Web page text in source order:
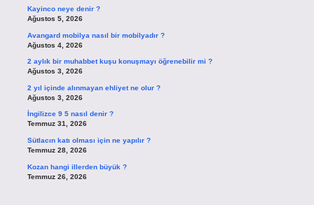
Kayinco neye denir ?
Ağustos 5, 2026
Avangard mobilya nasıl bir mobilyadır ?
Ağustos 4, 2026
2 aylık bir muhabbet kuşu konuşmayı öğrenebilir mi ?
Ağustos 3, 2026
2 yıl içinde alınmayan ehliyet ne olur ?
Ağustos 3, 2026
İngilizce 9 5 nasıl denir ?
Temmuz 31, 2026
Sütlacın katı olması için ne yapılır ?
Temmuz 28, 2026
Kozan hangi illerden büyük ?
Temmuz 26, 2026